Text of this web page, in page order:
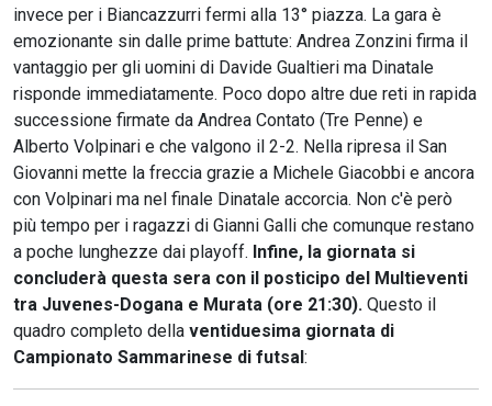
invece per i Biancazzurri fermi alla 13° piazza. La gara è
emozionante sin dalle prime battute: Andrea Zonzini firma il
vantaggio per gli uomini di Davide Gualtieri ma Dinatale
risponde immediatamente. Poco dopo altre due reti in rapida
successione firmate da Andrea Contato (Tre Penne) e
Alberto Volpinari e che valgono il 2-2. Nella ripresa il San
Giovanni mette la freccia grazie a Michele Giacobbi e ancora
con Volpinari ma nel finale Dinatale accorcia. Non c'è però
più tempo per i ragazzi di Gianni Galli che comunque restano
a poche lunghezze dai playoff. Infine, la giornata si
concluderà questa sera con il posticipo del Multieventi
tra Juvenes-Dogana e Murata (ore 21:30). Questo il
quadro completo della ventiduesima giornata di
Campionato Sammarinese di futsal: